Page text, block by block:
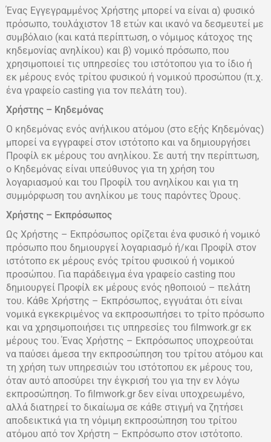
Ένας Εγγεγραμμένος Χρήστης μπορεί να είναι α) φυσικό
πρόσωπο, τουλάχιστον 18 ετών και ικανό να δεσμευτεί με
συμβόλαιο (και κατά περίπτωση, ο νόμιμος κάτοχος της
κηδεμονίας ανηλίκου) και β) νομικό πρόσωπο, που
χρησιμοποιεί τις υπηρεσίες του ιστότοπου για το ίδιο ή
εκ μέρους ενός τρίτου φυσικού ή νομικού προσώπου (π.χ.
ένα γραφείο casting για τον πελάτη του).
Χρήστης – Κηδεμόνας
Ο κηδεμόνας ενός ανήλικου ατόμου (στο εξής Κηδεμόνας)
μπορεί να εγγραφεί στον ιστότοπο και να δημιουργήσει
Προφίλ εκ μέρους του ανηλίκου. Σε αυτή την περίπτωση,
ο Κηδεμόνας είναι υπεύθυνος για τη χρήση του
λογαριασμού και του Προφίλ του ανηλίκου και για τη
συμμόρφωση του ανηλίκου με τους παρόντες Όρους.
Χρήστης – Εκπρόσωπος
Ως Χρήστης – Εκπρόσωπος ορίζεται ένα φυσικό ή νομικό
πρόσωπο που δημιουργεί λογαριασμό ή/και Προφίλ στον
ιστότοπο εκ μέρους ενός τρίτου φυσικού ή νομικού
προσώπου. Για παράδειγμα ένα γραφείο casting που
δημιουργεί Προφίλ εκ μέρους ενός ηθοποιού – πελάτη
του. Κάθε Χρήστης – Εκπρόσωπος, εγγυάται ότι είναι
νομικά εγκεκριμένος να εκπροσωπήσει το τρίτο πρόσωπο
και να χρησιμοποιήσει τις υπηρεσίες του filmwork.gr εκ
μέρους του. Ένας Χρήστης – Εκπρόσωπος υποχρεούται
να παύσει άμεσα την εκπροσώπηση του τρίτου ατόμου και
τη χρήση των υπηρεσιών του ιστότοπου εκ μέρους του,
όταν αυτό αποσύρει την έγκρισή του για την εν λόγω
εκπροσώπηση. Το filmwork.gr δεν είναι υποχρεωμένο,
αλλά διατηρεί το δικαίωμα σε κάθε στιγμή να ζητήσει
αποδεικτικά για τη νόμιμη εκπροσώπηση του τρίτου
ατόμου από τον Χρήστη – Εκπρόσωπο στον ιστότοπο.